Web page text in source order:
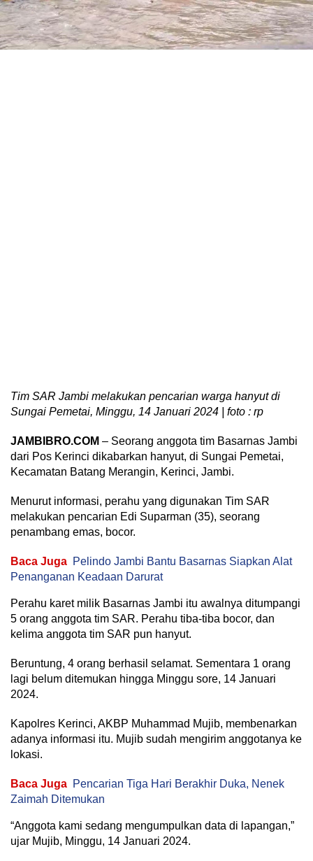
Tim SAR Jambi melakukan pencarian warga hanyut di
Sungai Pemetai, Minggu, 14 Januari 2024 | foto : rp
JAMBIBRO.COM – Seorang anggota tim Basarnas Jambi
dari Pos Kerinci dikabarkan hanyut, di Sungai Pemetai,
Kecamatan Batang Merangin, Kerinci, Jambi.
Menurut informasi, perahu yang digunakan Tim SAR
melakukan pencarian Edi Suparman (35), seorang
penambang emas, bocor.
Baca Juga Pelindo Jambi Bantu Basarnas Siapkan Alat
Penanganan Keadaan Darurat
Perahu karet milik Basarnas Jambi itu awalnya ditumpangi
5 orang anggota tim SAR. Perahu tiba-tiba bocor, dan
kelima anggota tim SAR pun hanyut.
Beruntung, 4 orang berhasil selamat. Sementara 1 orang
lagi belum ditemukan hingga Minggu sore, 14 Januari
2024.
Kapolres Kerinci, AKBP Muhammad Mujib, membenarkan
adanya informasi itu. Mujib sudah mengirim anggotanya ke
lokasi.
Baca Juga Pencarian Tiga Hari Berakhir Duka, Nenek
Zaimah Ditemukan
“Anggota kami sedang mengumpulkan data di lapangan,”
ujar Mujib, Minggu, 14 Januari 2024.